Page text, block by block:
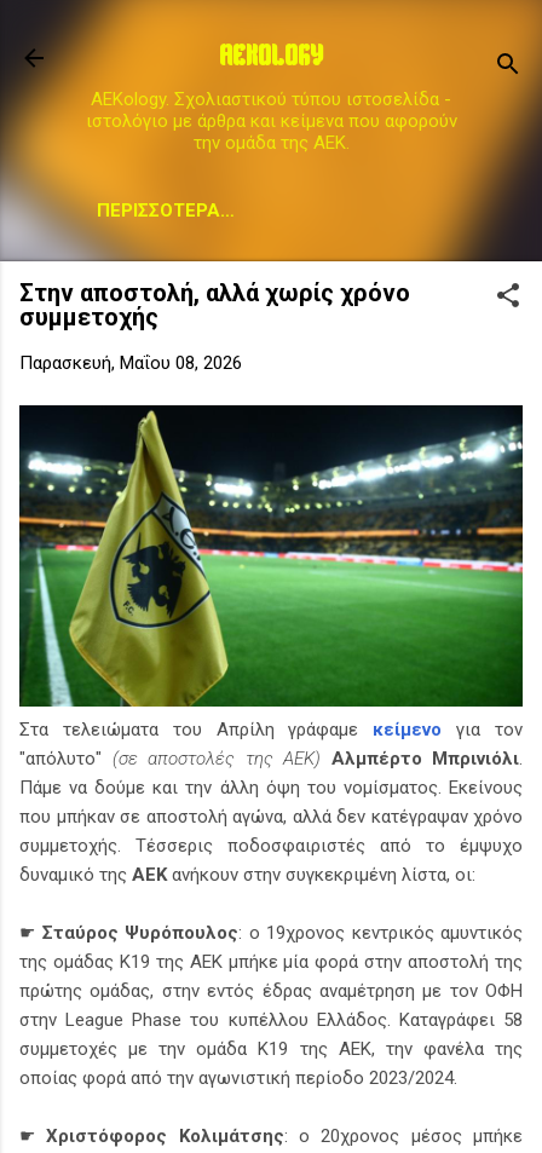
AEKOLOGY
AEKology. Σχολιαστικού τύπου ιστοσελίδα -
ιστολόγιο με άρθρα και κείμενα που αφορούν
την ομάδα της ΑΕΚ.
ΠΕΡΙΣΣΌΤΕΡΑ…
Στην αποστολή, αλλά χωρίς χρόνο
συμμετοχής
Παρασκευή, Μαΐου 08, 2026
Στα τελειώματα του Απρίλη γράφαμε κείμενο για τον
"απόλυτο" (σε αποστολές της ΑΕΚ) Αλμπέρτο Μπρινιόλι.
Πάμε να δούμε και την άλλη όψη του νομίσματος. Εκείνους
που μπήκαν σε αποστολή αγώνα, αλλά δεν κατέγραψαν χρόνο
συμμετοχής. Τέσσερις ποδοσφαιριστές από το έμψυχο
δυναμικό της ΑΕΚανήκουν στην συγκεκριμένη λίστα, οι:
☛ Σταύρος Ψυρόπουλος: ο 19χρονος κεντρικός αμυντικός
της ομάδας Κ19 της ΑΕΚ μπήκε μία φορά στην αποστολή της
πρώτης ομάδας, στην εντός έδρας αναμέτρηση με τον ΟΦΗ
στην League Phase του κυπέλλου Ελλάδος. Καταγράφει 58
συμμετοχές με την ομάδα Κ19 της ΑΕΚ, την φανέλα της
οποίας φορά από την αγωνιστική περίοδο 2023/2024.
☛Χριστόφορος Κολιμάτσης: ο 20χρονος μέσος μπήκε